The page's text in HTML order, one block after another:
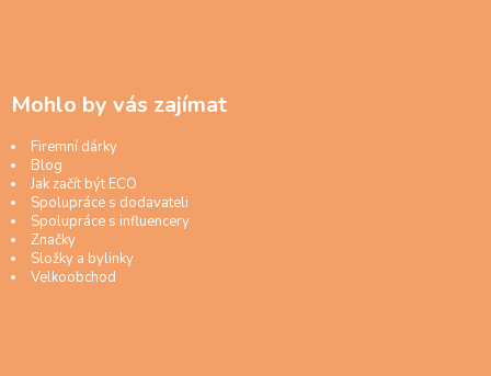
Mohlo by vás zajímat
Firemní dárky
Blog
Jak začít být ECO
Spolupráce s dodavateli
Spolupráce s influencery
Značky
Složky a bylinky
Velkoobchod